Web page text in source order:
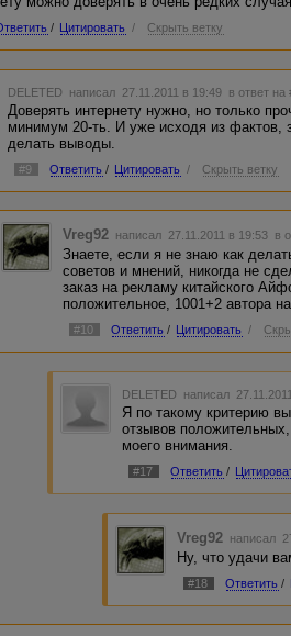
/ Цитировать / Скрыть ветку
DELETED написал 27.11.2011 в 19:49 в ответ на
Доверять интернету нужно, но только
минимум 20-ть. И уже исходя из фактов,
делать выводы.
#9 Ответить / Цитировать / Скрыть ветку
Vreg92 написал 27.11.2011 в 19:53 в
Знаете, если я не знаю как
советов и мнений, никогда не
заказ на рекламу китайского
положительное, 1001+2 автора
#10 Ответить / Цитировать /
DELETED написал
Я по такому критерию
отзывов
моего внимания.
#17 Ответить /
Vreg92 написал
Ну, что удачи
#18 Ответить /